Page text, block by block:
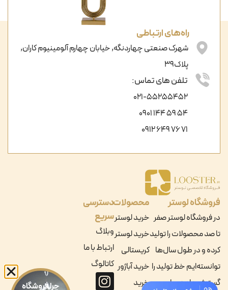
فروشگاه لوستر
در فروشگاه لوستر صفر
تا صد محصولات را تولید
کرده و در طول سال‌ها
توانسته‌ایم خط تولید را
گسترش داده و با
محصولات
خرید لوستر
خرید لوستر
کریستالی
خرید آباژور
خرید
دسترسی
سریع
وبلاگ
ارتباط با ما
کاتالوگ
راه‌های ارتباطی
شهرک صنعتی چهاردنگه, خیابان چهارم آلومینیوم کاران,
پلاک39
تلفن های تماس:
021-55255452
54 59 144 0901
71 76 649 0912
چرا فروشگاه